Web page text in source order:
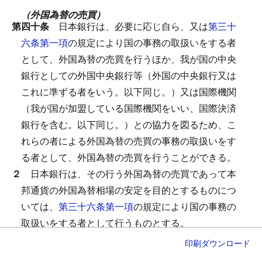
（外国為替の売買）
第四十条 日本銀行は、必要に応じ自ら、又は第三十
六条第一項の規定により国の事務の取扱いをする者
として、外国為替の売買を行うほか、我が国の中央
銀行としての外国中央銀行等（外国の中央銀行又は
これに準ずる者をいう。以下同じ。）又は国際機関
（我が国が加盟している国際機関をいい、国際決済
銀行を含む。以下同じ。）との協力を図るため、こ
れらの者による外国為替の売買の事務の取扱いをす
る者として、外国為替の売買を行うことができる。
２ 日本銀行は、その行う外国為替の売買であって本
邦通貨の外国為替相場の安定を目的とするものにつ
いては、 第三十六条第一項の規定により国の事務の
取扱いをする者として行うものとする。
の規定により我が国の中央銀
印刷ダウンロード